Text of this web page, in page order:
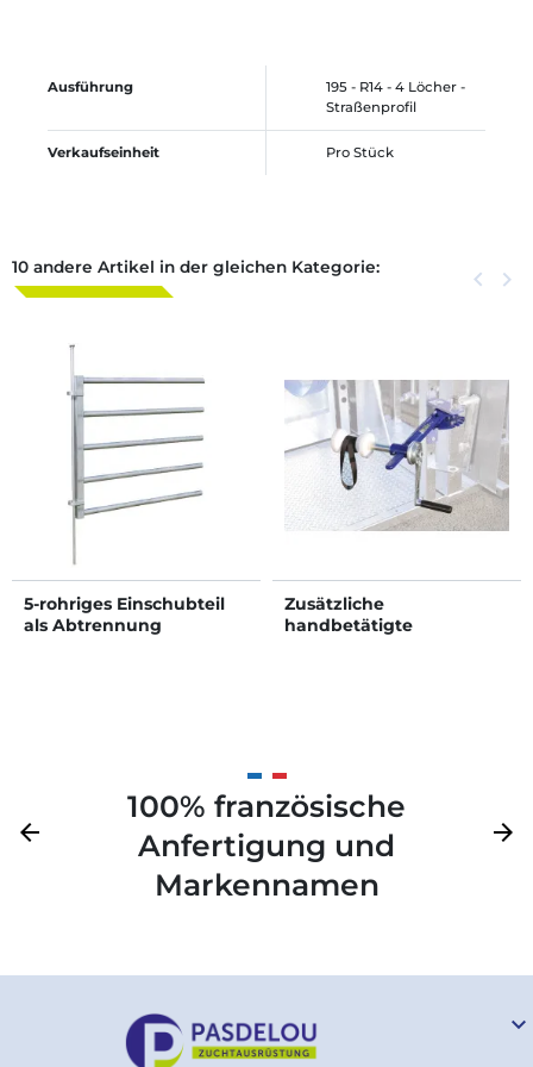
Ausführung
195 - R14 - 4 Löcher -
Straßenprofil
Verkaufseinheit Pro Stück
10 andere Artikel in der gleichen Kategorie: Zurück
keyboard_arrow_left keyboard_arrow_right
5-rohriges Einschubteil
als Abtrennung
Zusätzliche
handbetätigte
Zurück
arrow_back
100% französische
Anfertigung und
Markennamen
Weiter
arrow_forward
